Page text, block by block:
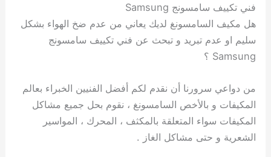
فني تكييف سامسونج Samsung
هل مكيف السامسونغ لديك يعاني من عدم ضخ الهواء بشكل
سليم او عدم تبريد و تبحث عن فني تكييف سامسونج
Samsung ؟
من دواعي سرورنا أن نقدم لكم أفضل الفنيين الخبراء بعالم
المكيفات و بالأخص السامسونغ ، نقوم بحل جميع مشاكل
المكيفات سواء المتعلقة بالمكثف ، المحرك ، المواسير
الشعرية و حتى مشاكل الغاز .